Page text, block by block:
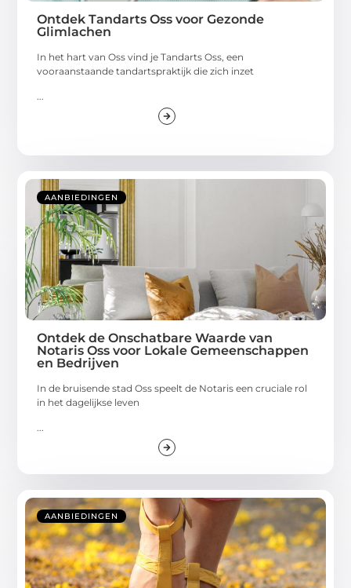
Ontdek Tandarts Oss voor Gezonde
Glimlachen
In het hart van Oss vind je Tandarts Oss, een
vooraanstaande tandartspraktijk die zich inzet
AANBIEDINGEN
Ontdek de Onschatbare Waarde van
Notaris Oss voor Lokale Gemeenschappen
en Bedrijven
In de bruisende stad Oss speelt de Notaris een cruciale rol
in het dagelijkse leven
...
AANBIEDINGEN